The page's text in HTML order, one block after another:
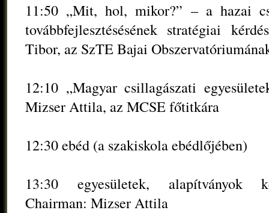
11:50 „Mit, hol, mikor?” – a hazai
továbbfejlesztésésének stratégiai
Tibor, az SzTE Bajai
12:10 „Magyar csillagászati
Mizser Attila, az MCSE főtitkára
12:30 ebéd (a szakiskola ebédlőjében)
13:30 egyesületek, alapítványok
Chairman: Mizser Attila